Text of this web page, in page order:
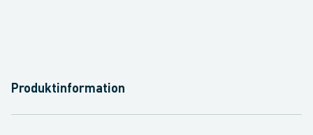
Produktinformation